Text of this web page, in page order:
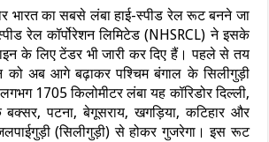
भारत का सबसे लंबा हाई-स्पीड रेल रूट बनने जा
रेल कॉर्पोरेशन लिमिटेड (NHSRCL) ने इसके
के लिए टेंडर भी जारी कर दिए हैं। पहले से तय
को अब आगे बढ़ाकर पश्चिम बंगाल के सिलीगुड़ी
1705 किलोमीटर लंबा यह कॉरिडोर दिल्ली,
बक्सर, पटना, बेगूसराय, खगड़िया, कटिहार और
(सिलीगुड़ी) से होकर गुजरेगा। इस रूट